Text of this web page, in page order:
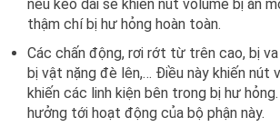
nếu kéo dài sẽ khiến nút volume bị ăn
thậm chí bị hư hỏng hoàn toàn.
Các chấn động, rơi rớt từ trên cao, bị
bị vật nặng đè lên,… Điều này khiến nút
khiến các linh kiện bên trong bị hư
hưởng tới hoạt động của bộ phận này.